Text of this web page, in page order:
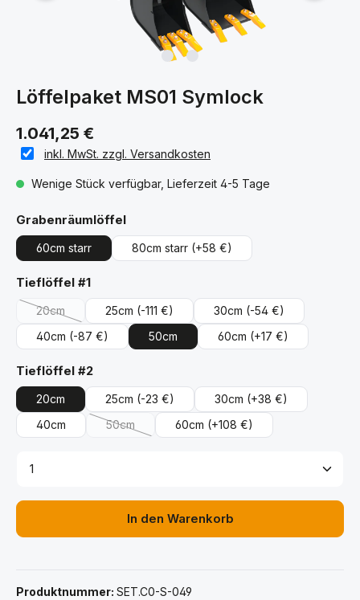
Löffelpaket MS01 Symlock
1.041,25 €
inkl. MwSt. zzgl. Versandkosten
Wenige Stück verfügbar, Lieferzeit 4-5 Tage
Grabenräumlöffelauswählen
60cm starr 80cm starr (+58 €)
Tieflöffel #1auswählen
20cm
(Diese Option ist zurzeit nicht verfügbar.)
25cm (-111 €) 30cm (-54 €)
40cm (-87 €) 50cm 60cm (+17 €)
Tieflöffel #2auswählen
20cm 25cm (-23 €) 30cm (+38 €)
40cm
50cm
(Diese Option ist zurzeit nicht verfügbar.)
60cm (+108 €)
Produkt Anzahl: Gib den gewünschten Wert ein
In den Warenkorb
Produktnummer: SET.C0-S-049